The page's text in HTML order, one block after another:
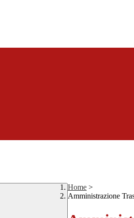
Home >
Amministrazione